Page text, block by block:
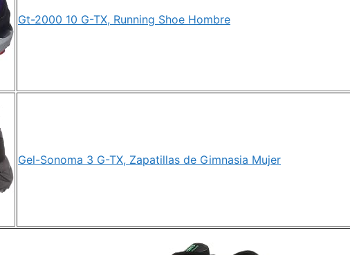
Gt-2000 10 G-TX, Running Shoe Hombre
Gel-Sonoma 3 G-TX, Zapatillas de Gimnasia Mujer